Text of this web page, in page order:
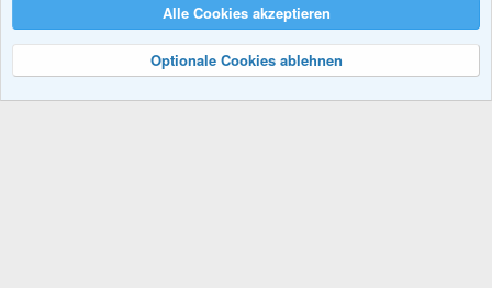
Nutzungsbedingungen Datenschutz
R
Community platform by XenForo® © 2010-2024 XenForo Ltd.
Alle Cookies akzeptieren
Optionale Cookies ablehnen